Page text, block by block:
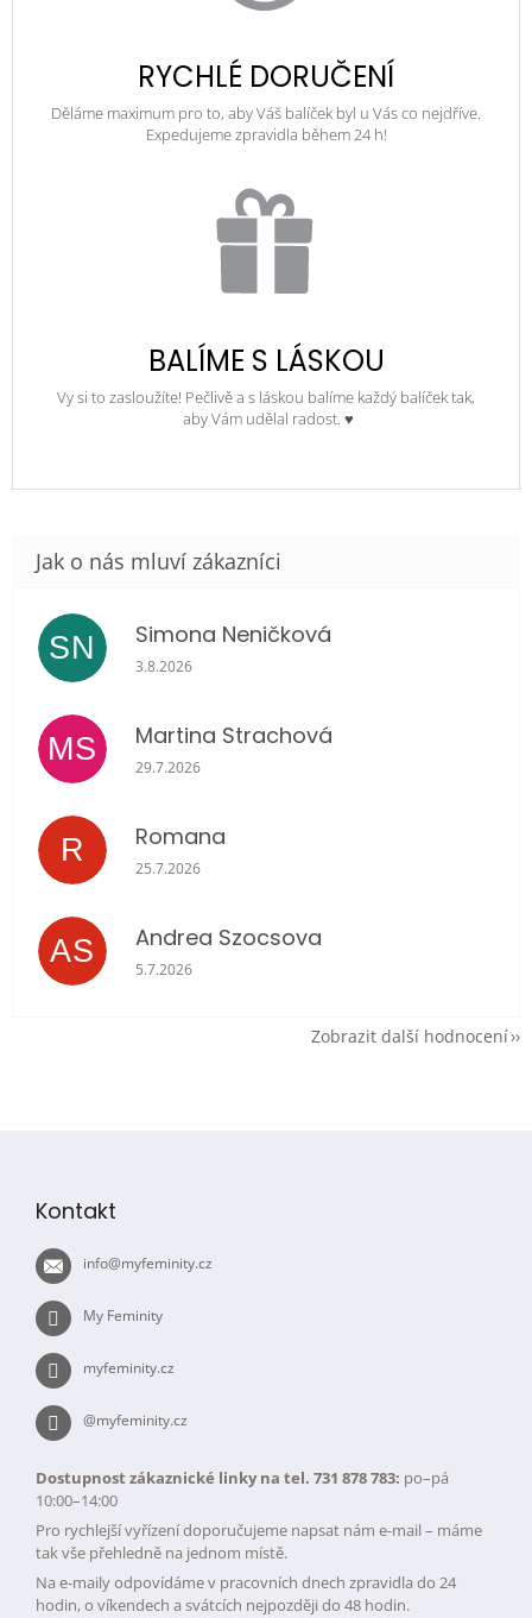
RYCHLÉ DORUČENÍ
Děláme maximum pro to, aby Váš balíček byl u Vás co nejdříve.
Expedujeme zpravidla během 24 h!
BALÍME S LÁSKOU
Vy si to zasloužíte! Pečlivě a s láskou balíme každý balíček tak,
aby Vám udělal radost. ♥
SN Simona Neničková
Hodnocení obchodu je 5 z 5 hvězdiček.
3.8.2026
MS Martina Strachová
Hodnocení obchodu je 5 z 5 hvězdiček.
29.7.2026
R Romana
Hodnocení obchodu je 5 z 5 hvězdiček.
25.7.2026
AS Andrea Szocsova
Hodnocení obchodu je 5 z 5 hvězdiček.
5.7.2026
Zobrazit další hodnocení
Kontakt
info@myfeminity.cz
My Feminity
myfeminity.cz
@myfeminity.cz
Dostupnost zákaznické linky na tel. 731 878 783: po–pá
10:00–14:00
Pro rychlejší vyřízení doporučujeme napsat nám e-mail – máme
tak vše přehledně na jednom místě.
Na e-maily odpovídáme v pracovních dnech zpravidla do 24
hodin, o víkendech a svátcích nejpozději do 48 hodin.